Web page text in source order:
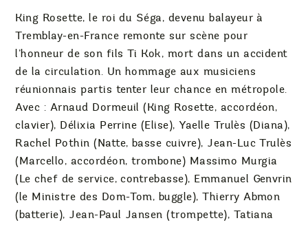
King Rosette, le roi du Séga, devenu balayeur à
Tremblay-en-France remonte sur scène pour
l’honneur de son fils Ti Kok, mort dans un accident
de la circulation. Un hommage aux musiciens
réunionnais partis tenter leur chance en métropole.
Avec : Arnaud Dormeuil (King Rosette, accordéon,
clavier), Délixia Perrine (Elise), Yaelle Trulès (Diana),
Rachel Pothin (Natte, basse cuivre), Jean-Luc Trulès
(Marcello, accordéon, trombone) Massimo Murgia
(Le chef de service, contrebasse), Emmanuel Genvrin
(le Ministre des Dom-Tom, buggle), Thierry Abmon
(batterie), Jean-Paul Jansen (trompette), Tatiana